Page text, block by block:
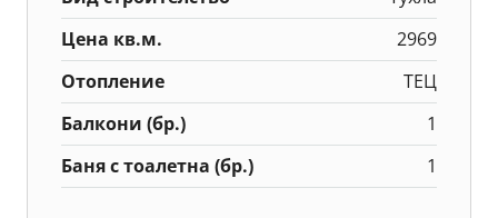
Цена кв.м.
2969
Отопление
ТЕЦ
Балкони (бр.)
1
Баня с тоалетна (бр.)
1